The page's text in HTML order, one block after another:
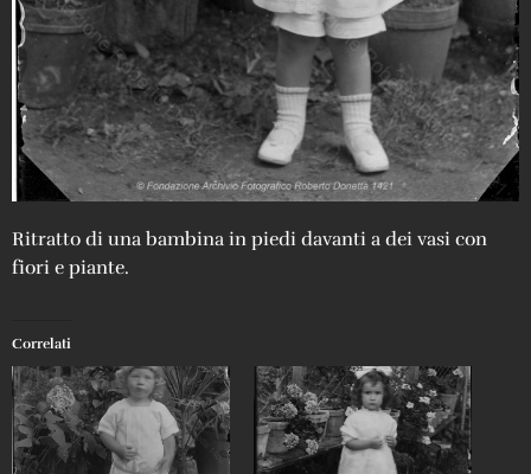
Ritratto di una bambina in piedi davanti a dei vasi con
fiori e piante.
Correlati